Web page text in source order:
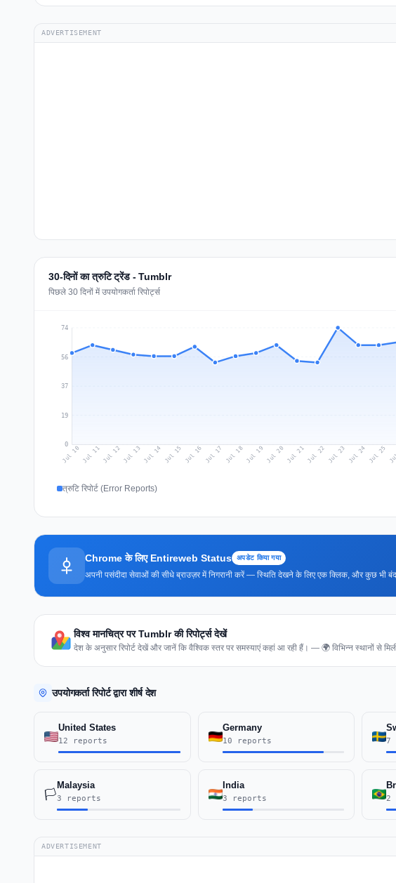
ADVERTISEMENT
30-दिनों का त्रुटि ट्रेंड - Tumblr
पिछले 30 दिनों में उपयोगकर्ता रिपोर्ट्स
0
19
37
56
74
Jul 10 Jul 11Jul 12Jul 13 Jul 14 Jul 15 Jul 16 Jul 17 Jul 18Jul 19 Jul 20 Jul 21Jul 22 Jul 23 Jul 24 Jul 25
त्रुटि रिपोर्ट (Error Reports)
Chrome के लिए Entireweb Status अपडेट किया गया
अपनी पसंदीदा सेवाओं की सीधे ब्राउज़र में निगरानी करें — स्थिति देखने के लिए एक क्लिक, और कुछ भी बंद
विश्व मानचित्र पर Tumblr की रिपोर्ट्स देखें
देश के अनुसार रिपोर्ट देखें और जानें कि वैश्विक स्तर पर समस्याएं कहां आ रही हैं। — 🌍 विभिन्न स्थानों से
उपयोगकर्ता रिपोर्ट द्वारा शीर्ष देश
United States
12 reports
Germany
10 reports 7
🏳️
Malaysia
3 reports
India
3 reports 2
ADVERTISEMENT